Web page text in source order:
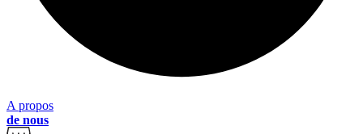
A propos
de nous